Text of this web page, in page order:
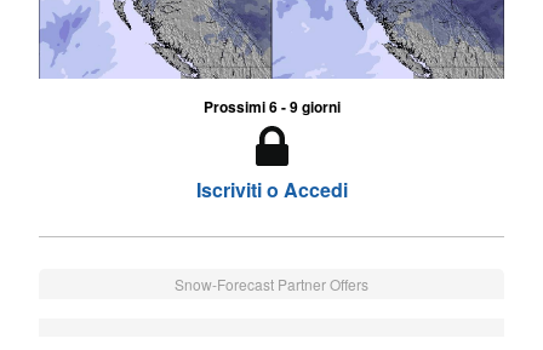
Prossimi 6 - 9 giorni
Iscriviti o Accedi
Snow-Forecast Partner Offers